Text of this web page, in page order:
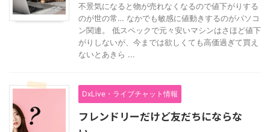
不景気になると物が売れなくなるので値下がりする
のが世の常… なかでも敏感に値動きするのがパソコ
ン関連。 低スペックで元々安いマシンはさほど値下
がりしないが、今までは欲しくても高価過ぎて買え
ないとあきら ...
DxLive・ライブチャット情報
フレンドリーだけど友だちにならな